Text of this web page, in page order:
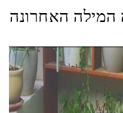
המילה האחרונה